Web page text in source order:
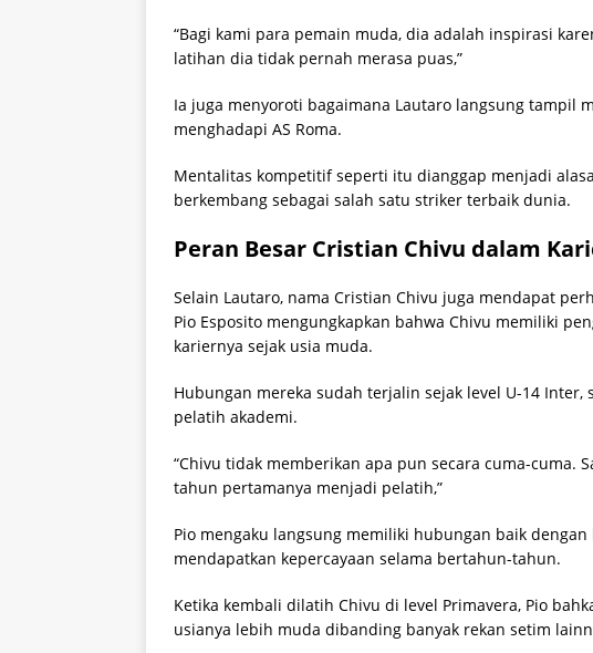
“Bagi kami para pemain muda, dia adalah inspirasi
latihan dia tidak pernah merasa puas,”
Ia juga menyoroti bagaimana Lautaro langsung tampil
menghadapi AS Roma.
Mentalitas kompetitif seperti itu dianggap menjadi
berkembang sebagai salah satu striker terbaik dunia.
Peran Besar Cristian Chivu dalam
Selain Lautaro, nama Cristian Chivu juga mendapat
Pio Esposito mengungkapkan bahwa Chivu memiliki
kariernya sejak usia muda.
Hubungan mereka sudah terjalin sejak level U-14
pelatih akademi.
“Chivu tidak memberikan apa pun secara cuma-cuma.
tahun pertamanya menjadi pelatih,”
Pio mengaku langsung memiliki hubungan baik
mendapatkan kepercayaan selama bertahun-tahun.
Ketika kembali dilatih Chivu di level Primavera, Pio
usianya lebih muda dibanding banyak rekan setim